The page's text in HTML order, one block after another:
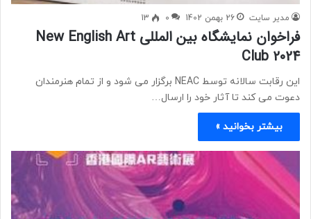
مدیر سایت 26 بهمن 1402 0
13
فراخوان نمایشگاه بین المللی New English Art
Club 2024
این رقابت سالانه توسط NEAC برگزار می شود و از تمام هنرمندان
دعوت می کند تا آثار خود را ارسال…
بیشتر بخوانید »